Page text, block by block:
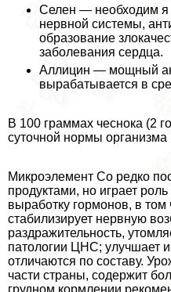
Селен — необходим я
нервной системы,
образование
заболевания сердца.
Аллицин — мощный
выpaбатывается в
В 100 граммах чеснока (2
суточной нормы организма
Микроэлемент Co редко
продуктами, но играет
выработку гормонов, в том
стабилизирует нервную
раздражительность,
патологии ЦНС; улучшает
отличаются по составу.
части страны, содержит
грудном кормлении